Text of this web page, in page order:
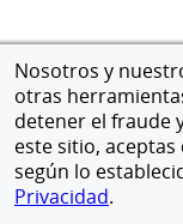
Nosotros y
otras
detener el fraude
este sitio,
según lo
Privacidad.